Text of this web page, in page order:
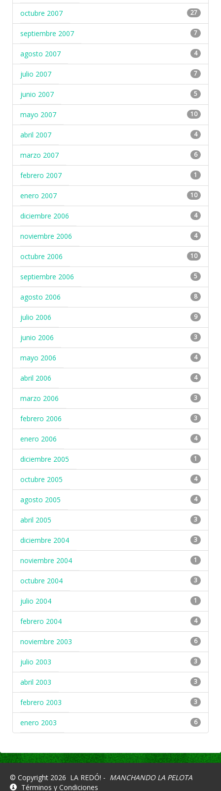
octubre 2007 27
septiembre 2007 7
agosto 2007 4
julio 2007 7
junio 2007 5
mayo 2007 10
abril 2007 4
marzo 2007 6
febrero 2007 1
enero 2007 10
diciembre 2006 4
noviembre 2006 4
octubre 2006 10
septiembre 2006 5
agosto 2006 8
julio 2006 9
junio 2006 3
mayo 2006 4
abril 2006 4
marzo 2006 3
febrero 2006 3
enero 2006 4
diciembre 2005 1
octubre 2005 4
agosto 2005 4
abril 2005 3
diciembre 2004 3
noviembre 2004 1
octubre 2004 3
julio 2004 1
febrero 2004 4
noviembre 2003 6
julio 2003 3
abril 2003 3
febrero 2003 3
enero 2003 6
© Copyright 2026 LA REDÓ! - MANCHANDO LA PELOTA
Términos y Condiciones